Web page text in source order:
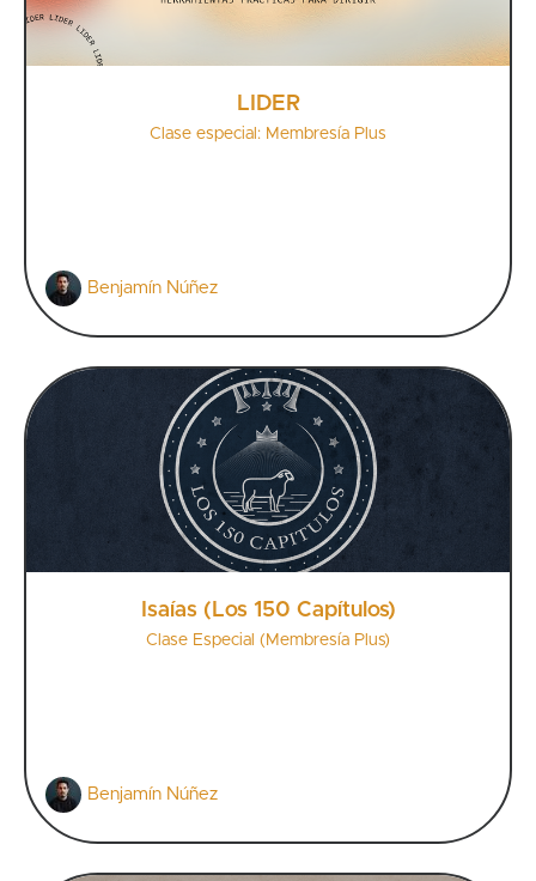
LÍDER
Clase especial: Membresía Plus
Benjamín Núñez
Isaías (Los 150 Capítulos)
Clase Especial (Membresía Plus)
Benjamín Núñez